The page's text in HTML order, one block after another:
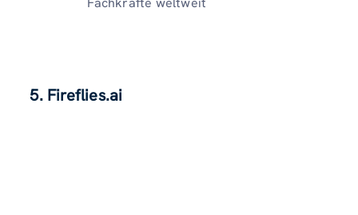
5. Fireflies.ai